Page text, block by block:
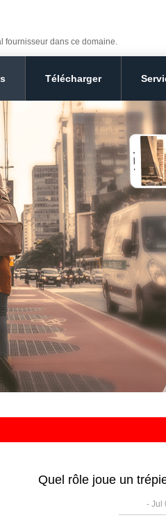
fournisseur dans ce domaine.
Télécharger
Quel rôle joue un
- Jul